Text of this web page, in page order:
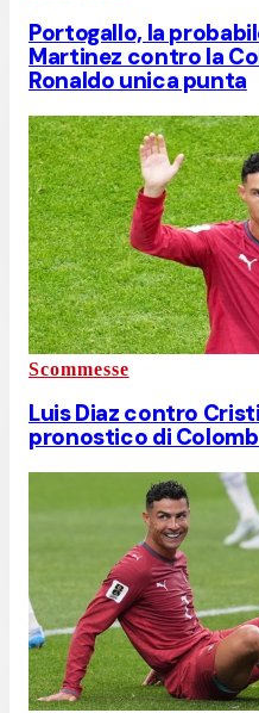
Portogallo, la
Martinez contro la
Ronaldo unica punta
Scommesse
Luis Diaz contro
pronostico di